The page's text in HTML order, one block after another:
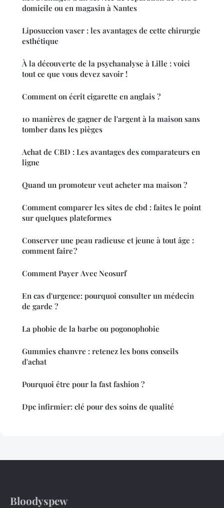
domicile ou en magasin à Nantes
Liposuccion vaser : les avantages de cette chirurgie
esthétique
À la découverte de la psychanalyse à Lille : voici
tout ce que vous devez savoir !
Comment on écrit cigarette en anglais ?
10 manières de gagner de l'argent à la maison sans
tomber dans les pièges
Achat de CBD : Les avantages des comparateurs en
ligne
Quand un promoteur veut acheter ma maison ?
Comment comparer les sites de cbd : faites le point
sur quelques plateformes
Conserver une peau radieuse et jeune à tout âge :
comment faire ?
Comment Payer Avec Neosurf
En cas d'urgence: pourquoi consulter un médecin
de garde ?
La phobie de la barbe ou pogonophobie
Gummies chanvre : retenez les bons conseils
d'achat
Pourquoi être pour la fast fashion ?
Dpc infirmier: clé pour des soins de qualité
Bloodyspew